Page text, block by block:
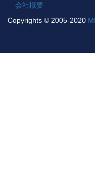
会社概要
Copyrights © 2005-2020